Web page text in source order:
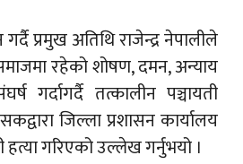
प्रमुख अतिथि राजेन्द्र नेपालीले
रहेको शोषण, दमन, अन्याय
गर्दागर्दै तत्कालीन पञ्चायती
जिल्ला प्रशासन कार्यालय
गरिएको उल्लेख गर्नुभयो ।